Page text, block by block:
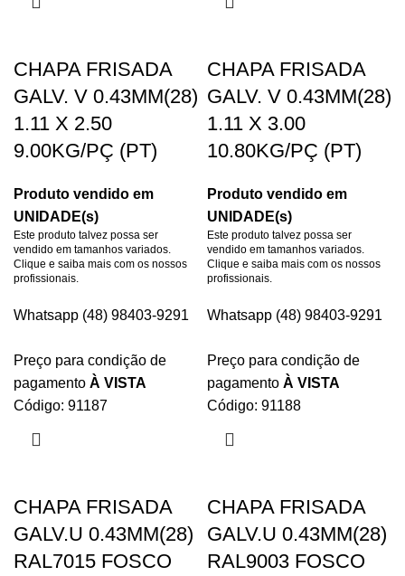
CHAPA FRISADA
GALV. V 0.43MM(28)
1.11 X 2.50
9.00KG/PÇ (PT)
Produto vendido em
UNIDADE(s)
Este produto talvez possa ser
vendido em tamanhos variados.
Clique e saiba mais com os nossos
profissionais.
Whatsapp (48) 98403-9291
Preço para condição de
pagamento À VISTA
Código: 91187
CHAPA FRISADA
GALV. V 0.43MM(28)
1.11 X 3.00
10.80KG/PÇ (PT)
Produto vendido em
UNIDADE(s)
Este produto talvez possa ser
vendido em tamanhos variados.
Clique e saiba mais com os nossos
profissionais.
Whatsapp (48) 98403-9291
Preço para condição de
pagamento À VISTA
Código: 91188
CHAPA FRISADA
GALV.U 0.43MM(28)
RAL7015 FOSCO
CHAPA FRISADA
GALV.U 0.43MM(28)
RAL9003 FOSCO